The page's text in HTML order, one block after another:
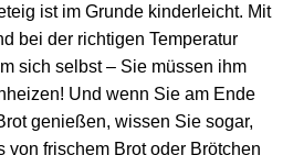
ist im Grunde kinderleicht. Mit
bei der richtigen Temperatur
sich selbst – Sie müssen ihm
Und wenn Sie am Ende
genießen, wissen Sie sogar,
von frischem Brot oder Brötchen